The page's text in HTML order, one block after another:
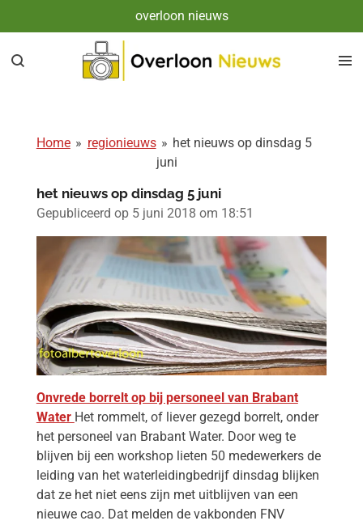
direct
naar
overloon nieuws
Home » regionieuws » het nieuws op dinsdag 5
juni
het nieuws op dinsdag 5 juni
Gepubliceerd op 5 juni 2018 om 18:51
Onvrede borrelt op bij personeel van Brabant
Water Het rommelt, of liever gezegd borrelt, onder
het personeel van Brabant Water. Door weg te
blijven bij een workshop lieten 50 medewerkers de
leiding van het waterleidingbedrijf dinsdag blijken
dat ze het niet eens zijn met uitblijven van een
nieuwe cao. Dat melden de vakbonden FNV